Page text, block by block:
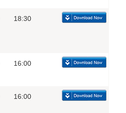
18:30
16:00
16:00